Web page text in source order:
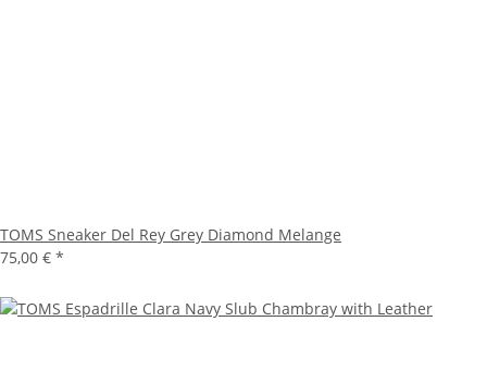
TOMS Sneaker Del Rey Grey Diamond Melange
75,00 € *